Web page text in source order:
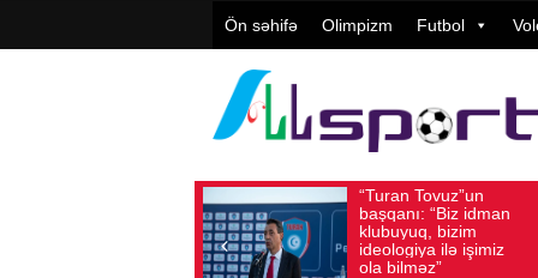
Ön səhifə Olimpizm Futbol
başqanı: “Biz idman
klubuyuq, bizim
ideologiya ilə işimiz
ola bilməz”
Avqust 05, 2026